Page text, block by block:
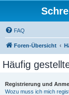
FAQ
Foren-Übersicht
Häufig
Registrierung und
Wozu muss ich mich